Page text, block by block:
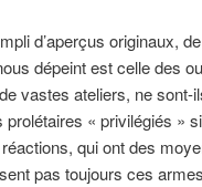
d’aperçus originaux,
dépeint est celle des
vastes ateliers, ne
« privilégiés »
qui ont des
pas toujours ces